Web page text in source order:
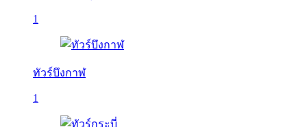
1
ทัวร์บึงกาฬ
1